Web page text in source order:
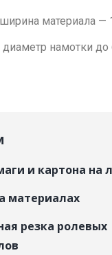
материала —
намотки
и картона на
материалах
резка ролевых